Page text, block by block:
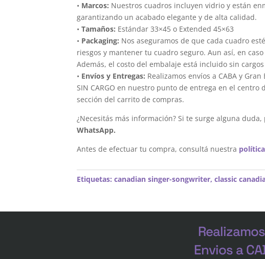
• Marcos: Nuestros cuadros incluyen vidrio y están
garantizando un acabado elegante y de alta calidad.
•Tamaños: Estándar 33×45 o Extended 45×63
• Packaging: Nos aseguramos de que cada cuadro
riesgos y mantener tu cuadro seguro. Aun así, en
Además, el costo del embalaje está incluido sin
• Envíos y Entregas: Realizamos envíos a CABA y
SIN CARGO en nuestro punto de entrega en el
sección del carrito de compras.
¿Necesitás más información? Si te surge alguna
WhatsApp.
Antes de efectuar tu compra, consultá nuestra
Etiquetas:canadian singer-songwriter,classic
Envios a